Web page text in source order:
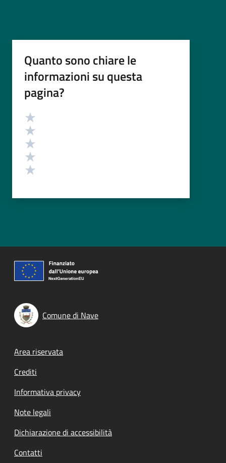
Quanto sono chiare le
informazioni su questa
pagina?
Valutazione
Comune di Nave
Footer menu
Area riservata
Crediti
Informativa privacy
Note legali
Dichiarazione di accessibilità
Contatti